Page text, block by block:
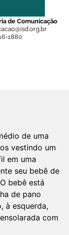
de Comunicação
1880